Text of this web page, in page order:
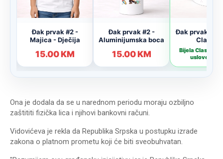
Ona je dodala da se u narednom periodu moraju ozbiljno
zaštititi fizička lica i njihovi bankovni računi.
Vidovićeva je rekla da Republika Srpska u postupku izrade
zakona o platnom prometu koji će biti sveobuhvatan.